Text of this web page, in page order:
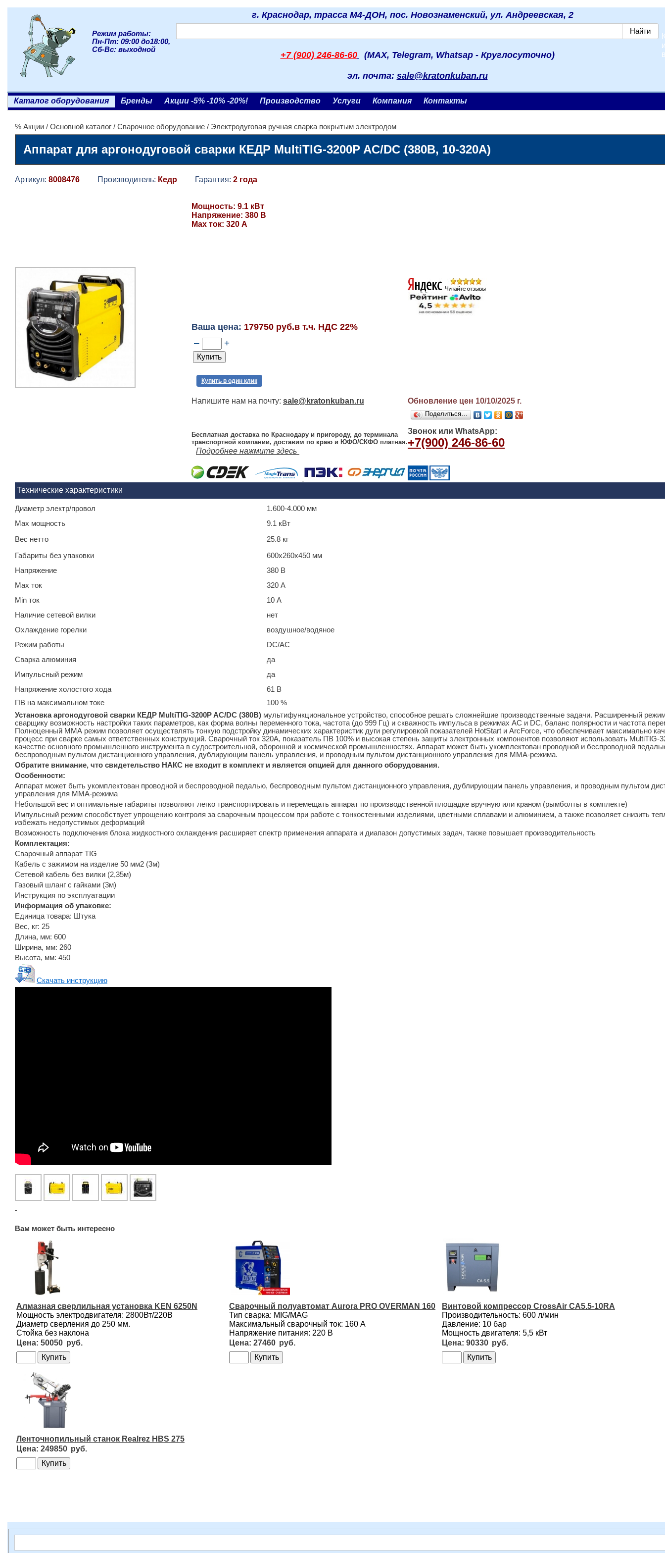
Режим работы:
Пн-Пт: 09:00 до18:00,
Сб-Вс: выходной
г. Краснодар, трасса М4-ДОН, пос. Новознаменский, ул. Андреевская, 2
+7 (900) 246-86-60 (MAX, Telegram, Whatsap - Круглосуточно)
эл. почта: sale@kratonkuban.ru
Каталог оборудования Бренды Акции -5% -10% -20%! Производство Услуги Компания Контакты
% Акции / Основной каталог / Сварочное оборудование / Электродуговая ручная сварка покрытым электродом
Аппарат для аргонодуговой сварки КЕДР MultiTIG-3200P AC/DC (380В, 10-320А)
Артикул: 8008476 Производитель: Кедр Гарантия: 2 года
Mощность: 9.1 кВт
Напряжение: 380 В
Max ток: 320 А
Ваша цена: 179750 руб.в т.ч. НДС 22%
– +
Купить в один клик
Напишите нам на почту: sale@kratonkuban.ru Обновление цен 10/10/2025 г.
Поделиться…
Бесплатная доставка по Краснодару и пригороду, до терминала
транспортной компании, доставим по краю и ЮФО/СКФО платная.
Подробнее нажмите здесь
Звонок или WhatsApp:
+7(900) 246-86-60
Технические характеристики
Диаметр электр/провол
1.600-4.000 мм
Max мощность
9.1 кВт
Вес нетто
25.8 кг
Габариты без упаковки
600x260x450 мм
Напряжение
380 В
Max ток
320 А
Min ток
10 А
Наличие сетевой вилки
нет
Охлаждение горелки
воздушное/водяное
Режим работы
DC/AC
Сварка алюминия
да
Импульсный режим
да
Напряжение холостого хода
61 В
ПВ на максимальном токе
100 %
Установка аргонодуговой сварки КЕДР MultiTIG-3200P AC/DC (380В) мультифункциональное уст­ройство, способное решать сложнейшие производственные задачи. Расширенный
сварщику возможность настройки таких параметров, как форма волны переменного тока, частота (до 999 Гц) и скваж­ность импульса в режимах АС и DC, баланс полярности и частота
Полноценный ММА режим позволяет осуществлять тонкую подстройку динамических характеристик дуги регулировкой показа­телей HotStart и ArcForce, что обеспечивает максимально
процесс при сварке самых ответст­венных конструкций. Сварочный ток 320А, показатель ПВ 100% и высокая степень защиты электронных компонентов позволяют использовать MultiTIG-
качестве основного промышленного инстру­мента в судостроительной, оборонной и космической промышленностях. Аппарат может быть укомплектован проводной и беспроводной
беспроводным пультом дистанционного управления, дублирующим панель управления, и проводным пультом дистанционного управления для ММА-режима.
Обратите внимание, что свидетельство НАКС не входит в комплект и является опцией для данного оборудования.
Особенности:
Аппарат может быть укомплектован проводной и беспроводной педалью, беспроводным пультом дистан­ционного управления, дублирующим панель управления, и проводным пультом
управления для ММА-режима
Неболь­шой вес и оптимальные габариты позволяют легко транс­портировать и перемещать аппарат по производственной пло­щадке вручную или краном (рым­болты в комплекте)
Импульсный режим способствует упрощению контроля за сварочным процессом при работе с тонкостенными изделиями, цветными сплавами и алюминием, а также позволяет снизить
избежать недопустимых деформаций
Возможность подключения блока жидкостного охла­ждения расширяет спектр применения аппарата и диапазон до­пустимых задач, также повы­шает производительность
Комплектация:
Сварочный аппарат TIG
Кабель с зажимом на изделие 50 мм2 (3м)
Сетевой кабель без вилки (2,35м)
Газовый шланг с гайками (3м)
Инструкция по эксплуатации
Информация об упаковке:
Единица товара: Штука
Вес, кг: 25
Длина, мм: 600
Ширина, мм: 260
Высота, мм: 450
Скачать инструкцию
Вам может быть интересно
Алмазная сверлильная установка KEN 6250N
Мощность электродвигателя: 2800Вт/220В
Диаметр сверления до 250 мм.
Стойка без наклона
50050
Сварочный полуавтомат Aurora PRO OVERMAN 160
Тип сварка: MIG/MAG
Максимальный сварочный ток: 160 А
Напряжение питания: 220 В
27460
Винтовой компрессор CrossAir CA5.5-10RA
Производительность: 600 л/мин
Давление: 10 бар
Мощность двигателя: 5,5 кВт
90330
Ленточнопильный станок Realrez HBS 275
249850